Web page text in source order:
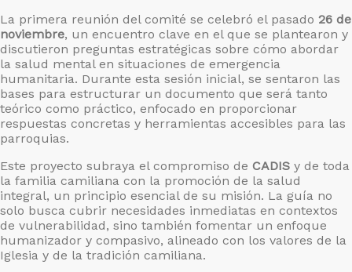
La primera reunión del comité se celebró el pasado 26 de
noviembre, un encuentro clave en el que se plantearon y
discutieron preguntas estratégicas sobre cómo abordar
la salud mental en situaciones de emergencia
humanitaria. Durante esta sesión inicial, se sentaron las
bases para estructurar un documento que será tanto
teórico como práctico, enfocado en proporcionar
respuestas concretas y herramientas accesibles para las
parroquias.
Este proyecto subraya el compromiso de CADIS y de toda
la familia camiliana con la promoción de la salud
integral, un principio esencial de su misión. La guía no
solo busca cubrir necesidades inmediatas en contextos
de vulnerabilidad, sino también fomentar un enfoque
humanizador y compasivo, alineado con los valores de la
Iglesia y de la tradición camiliana.